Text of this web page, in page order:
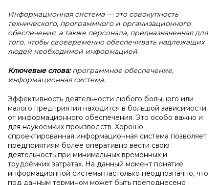
Информационная система — это совокупность
технического, программного и организационного
обеспечения, а также персонала, предназначенная для
того, чтобы своевременно обеспечивать надлежащих
людей необходимой информацией.
Ключевые слова:программное обеспечение,
информационная система.
Эффективность деятельности любого большого или
малого предприятия находится в большой зависимости
от информационного обеспечения. Это особо важно и
для наукоёмких производств. Хорошо
спроектированная информационная система позволяет
предприятиям более оперативно вести свою
деятельность при минимальных временных и
трудоёмких затратах. На данный момент понятие
информационной системы настолько неоднозначно, что
под данным термином может быть преподнесено